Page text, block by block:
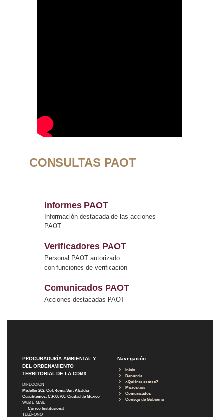
CONSULTAS PAOT
Informes PAOT
Información destacada de las acciones
PAOT
Verificadores PAOT
Personal PAOT autorizado
con funciones de verificación
Comunicados PAOT
Acciones destacadas PAOT
PROCURADURÍA AMBIENTAL Y
DEL ORDENAMIENTO
TERRITORIAL DE LA CDMX
DIRECCIÓN
Medellín 202, Col. Roma Sur, Alcaldía
Cuauhtémoc, C.P. 06700, Ciudad de México
WEB E-MAIL
Correo Institucional
TELÉFONO
Navegación
Inicio
Denuncia
¿Quiénes somos?
Micrositios
Comunicados
Consejo de Gobierno